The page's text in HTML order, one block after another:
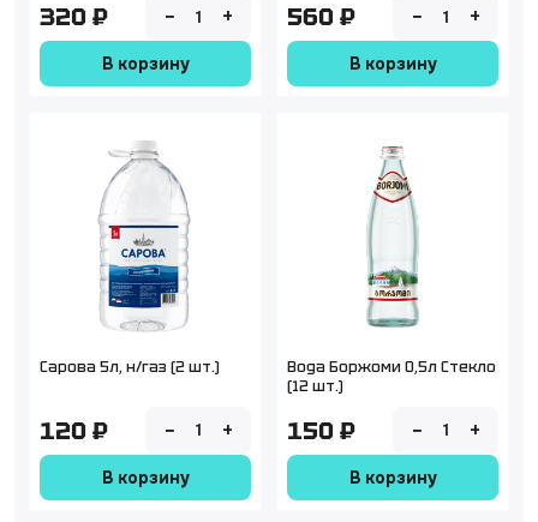
320 ₽ − 1 +
В корзину
560 ₽ − 1 +
В корзину
Сарова 5л, н/газ (2 шт.)
120 ₽ − 1 +
В корзину
Вода Боржоми 0,5л Стекло
(12 шт.)
150 ₽ − 1 +
В корзину